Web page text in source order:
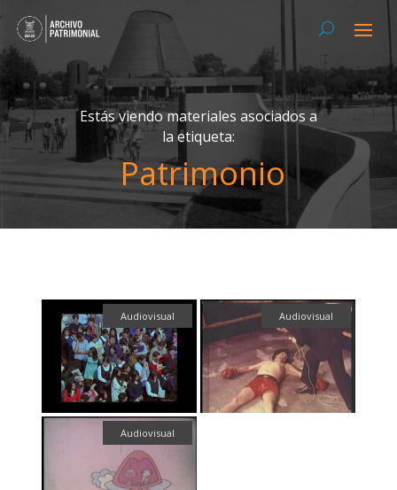
Estás viendo materiales asociados a
la etiqueta:
Patrimonio
Audiovisual Audiovisual
Audiovisual